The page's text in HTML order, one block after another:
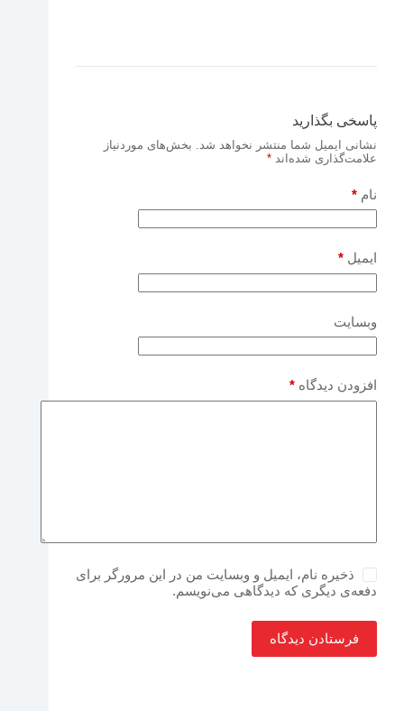
پاسخی بگذارید
نشانی ایمیل شما منتشر نخواهد شد.
بخش‌های موردنیاز
علامت‌گذاری شده‌اند *
نام *
ایمیل *
وبسایت
افزودن دیدگاه *
ذخیره نام، ایمیل و وبسایت من در این مرورگر برای
دفعه‌ی دیگری که دیدگاهی می‌نویسم.
فرستادن دیدگاه